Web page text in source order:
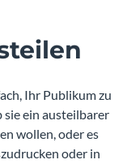
Ihr Publikum zu
sie ein austeilbarer
wollen, oder es
oder in